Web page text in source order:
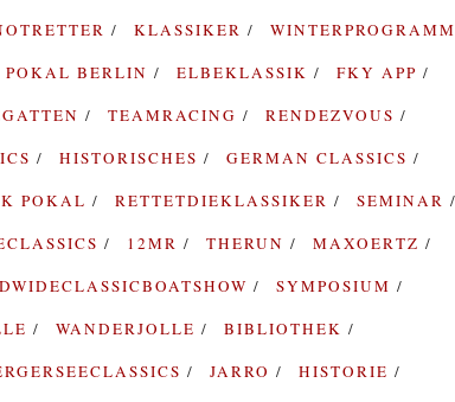
KLASSIKER
WINTERPROGRAMM
POKAL BERLIN ELBEKLASSIK
FKY APP
TEAMRACING
RENDEZVOUS
HISTORISCHES
GERMAN CLASSICS
POKAL RETTETDIEKLASSIKER
SEMINAR
12MR THERUN
MAXOERTZ
SYMPOSIUM
WANDERJOLLE
BIBLIOTHEK
JARRO
HISTORIE